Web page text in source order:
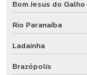
Bom Jesus do Galho
Rio Paranaíba
Ladainha
Brazópolis